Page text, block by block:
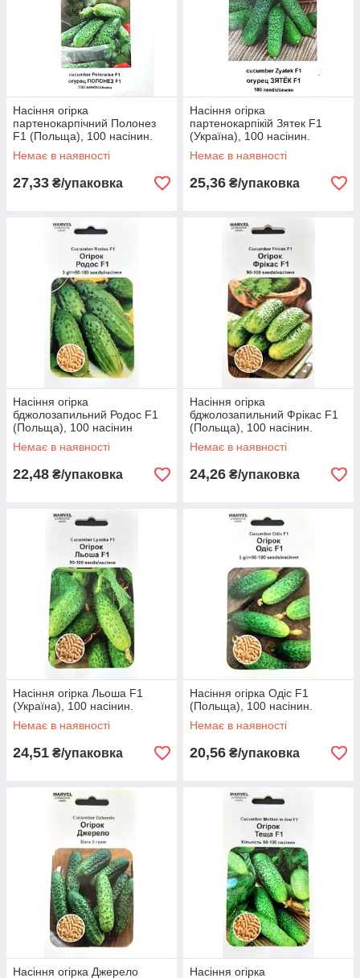
Насіння огірка
партенокарпічний Полонез
F1 (Польща), 100 насінин.
Немає в наявності
27,33 ₴/упаковка
Насіння огірка
партенокарпікій Зятек F1
(Україна), 100 насінин.
Немає в наявності
25,36 ₴/упаковка
Насіння огірка
бджолозапильний Родос F1
(Польща), 100 насінин
Немає в наявності
22,48 ₴/упаковка
Насіння огірка
бджолозапильний Фрікас F1
(Польща), 100 насінин.
Немає в наявності
24,26 ₴/упаковка
Насіння огірка Льоша F1
(Україна), 100 насінин.
Немає в наявності
24,51 ₴/упаковка
Насіння огірка Одіс F1
(Польща), 100 насінин.
Немає в наявності
20,56 ₴/упаковка
Насіння огірка Джерело Насіння огірка